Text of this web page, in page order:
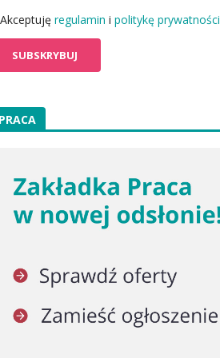
Akceptuję regulamin i politykę prywatności